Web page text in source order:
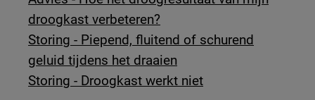
droogkast verbeteren?
Storing - Piepend, fluitend of schurend
geluid tijdens het draaien
Storing - Droogkast werkt niet